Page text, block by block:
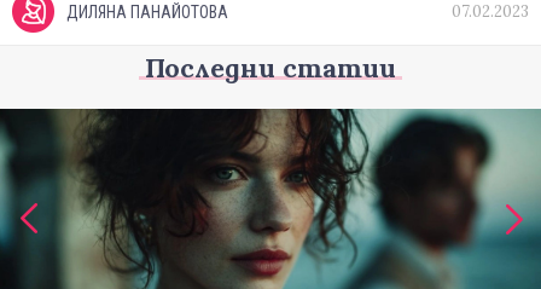
ДИЛЯНА ПАНАЙОТОВА 07.02.2023
Последни статии